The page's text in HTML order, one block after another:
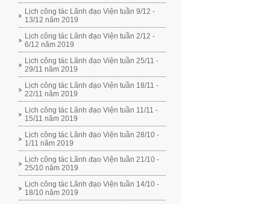
Lịch công tác Lãnh đạo Viện tuần 9/12 -
13/12 năm 2019
Lịch công tác Lãnh đạo Viện tuần 2/12 -
6/12 năm 2019
Lịch công tác Lãnh đạo Viện tuần 25/11 -
29/11 năm 2019
Lịch công tác Lãnh đạo Viện tuần 18/11 -
22/11 năm 2019
Lịch công tác Lãnh đạo Viện tuần 11/11 -
15/11 năm 2019
Lịch công tác Lãnh đạo Viện tuần 28/10 -
1/11 năm 2019
Lịch công tác Lãnh đạo Viện tuần 21/10 -
25/10 năm 2019
Lịch công tác Lãnh đạo Viện tuần 14/10 -
18/10 năm 2019